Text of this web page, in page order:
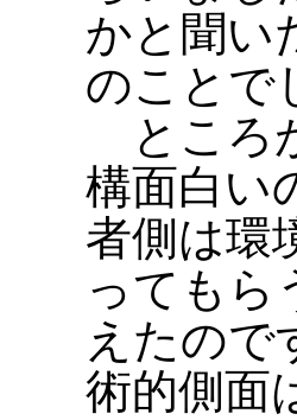
かと聞い
のことで
ところ
構面白い
者側は環
ってもら
えたので
術的側面